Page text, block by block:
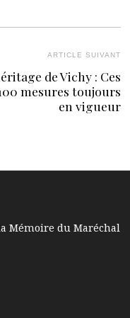
ARTICLE SUIVANT
de Vichy : Ces
mesures toujours
en vigueur
Mémoire du Maréchal